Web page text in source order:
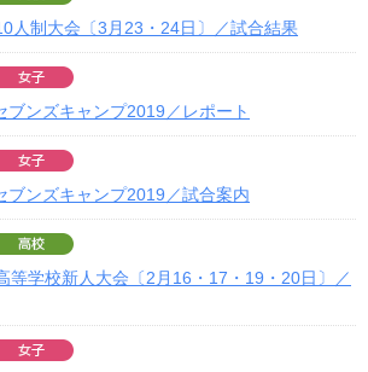
人制大会〔3月23・24日〕／試合結果
ブンズキャンプ2019／レポート
ブンズキャンプ2019／試合案内
等学校新人大会〔2月16・17・19・20日〕／